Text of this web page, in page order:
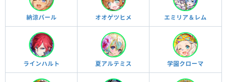
納涼パール オオゲツヒメ エミリア＆レム
ラインハルト 夏アルテミス 学園クローマ